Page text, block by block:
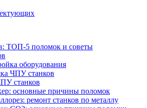
ТОП-5 поломок и советы
оборудования
ЧПУ станков
станков
основные причины поломок
ремонт станков по металлу